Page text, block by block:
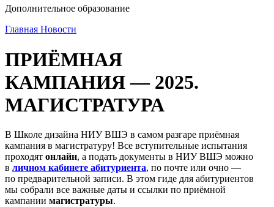
Дополнительное образование
Главная Новости
ПРИЁМНАЯ
КАМПАНИЯ — 2025.
МАГИСТРАТУРА
В Школе дизайна НИУ ВШЭ в самом разгаре приёмная
кампания в магистратуру! Все вступительные испытания
проходят онлайн, а подать документы в НИУ ВШЭ можно
в личном кабинете абитуриента, по почте или очно —
по предварительной записи. В этом гиде для абитуриентов
мы собрали все важные даты и ссылки по приёмной
кампании магистратуры.